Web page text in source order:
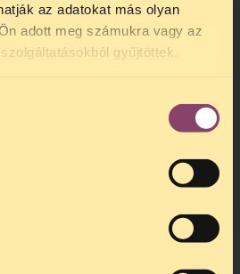
az adatokat más olyan
adott meg számukra vagy az
gyűjtöttek.
JOGSEGÉLY
július 27 és
óra között lesz